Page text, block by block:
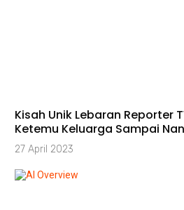
Kisah Unik Lebaran Reporter
Ketemu Keluarga Sampai
27 April 2023